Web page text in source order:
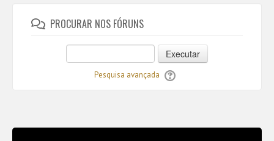
PROCURAR NOS FÓRUNS
Executar
Pesquisa avançada